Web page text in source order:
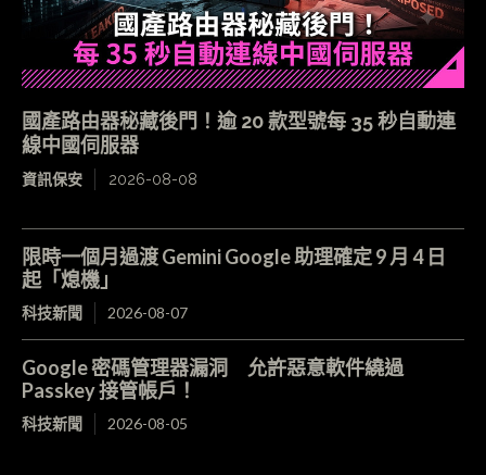
國產路由器秘藏後門！逾 20 款型號每 35 秒自動連
線中國伺服器
資訊保安 2026-08-08
限時一個月過渡 Gemini Google 助理確定 9 月 4 日
起「熄機」
科技新聞 2026-08-07
Google 密碼管理器漏洞 允許惡意軟件繞過
Passkey 接管帳戶！
科技新聞 2026-08-05